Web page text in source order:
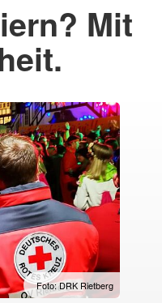
Mit
Foto: DRK Rietberg